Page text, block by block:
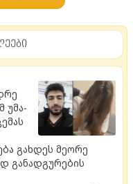
უმა­
გახდეს მეორე
განადგურების